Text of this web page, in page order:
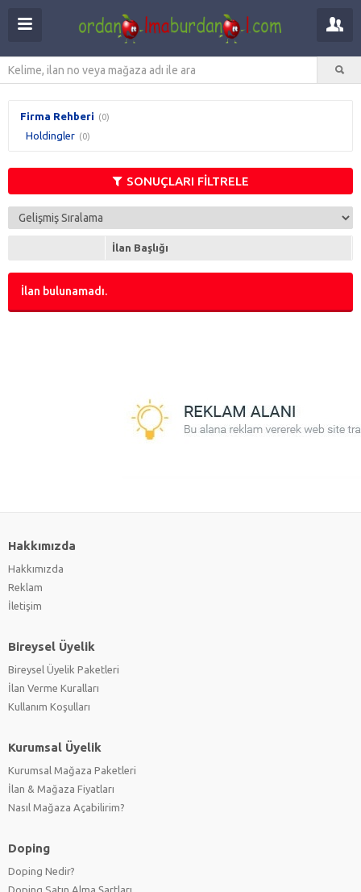
Firma Rehberi (0)
Holdingler (0)
SONUÇLARI FİLTRELE
İlan Başlığı
İlan bulunamadı.
Hakkımızda
Hakkımızda
Reklam
İletişim
Bireysel Üyelik
Bireysel Üyelik Paketleri
İlan Verme Kuralları
Kullanım Koşulları
Kurumsal Üyelik
Kurumsal Mağaza Paketleri
İlan & Mağaza Fiyatları
Nasıl Mağaza Açabilirim?
Doping
Doping Nedir?